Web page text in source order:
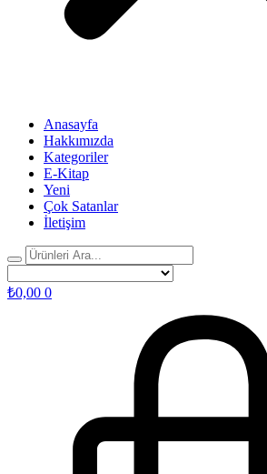
Anasayfa
Hakkımızda
Kategoriler
E-Kitap
Yeni
Çok Satanlar
İletişim
₺0,00 0